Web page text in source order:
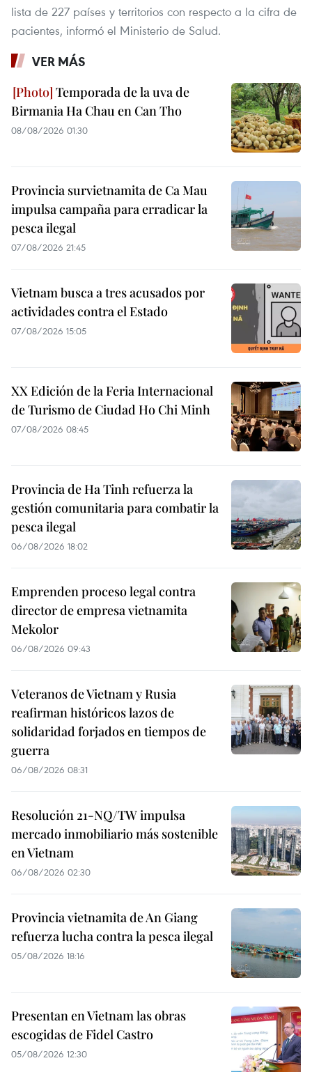
lista de 227 países y territorios con respecto a la cifra de
pacientes, informó el Ministerio de Salud.
VER MÁS
Temporada de la uva de
Birmania Ha Chau en Can Tho
08/08/2026 01:30
Provincia survietnamita de Ca Mau
impulsa campaña para erradicar la
pesca ilegal
07/08/2026 21:45
Vietnam busca a tres acusados por
actividades contra el Estado
07/08/2026 15:05
XX Edición de la Feria Internacional
de Turismo de Ciudad Ho Chi Minh
07/08/2026 08:45
Provincia de Ha Tinh refuerza la
gestión comunitaria para combatir la
pesca ilegal
06/08/2026 18:02
Emprenden proceso legal contra
director de empresa vietnamita
Mekolor
06/08/2026 09:43
Veteranos de Vietnam y Rusia
reafirman históricos lazos de
solidaridad forjados en tiempos de
guerra
06/08/2026 08:31
Resolución 21-NQ/TW impulsa
mercado inmobiliario más sostenible
en Vietnam
06/08/2026 02:30
Provincia vietnamita de An Giang
refuerza lucha contra la pesca ilegal
05/08/2026 18:16
Presentan en Vietnam las obras
escogidas de Fidel Castro
05/08/2026 12:30